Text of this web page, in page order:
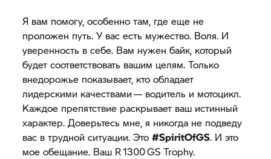
Я вам помогу, особенно там, где еще не
проложен путь. У вас есть мужество. Воля. И
уверенность в себе. Вам нужен байк, который
будет соответствовать вашим целям. Только
внедорожье показывает, кто обладает
лидерскими качествами — водитель и мотоцикл.
Каждое препятствие раскрывает ваш истинный
характер. Доверьтесь мне, я никогда не подведу
вас в трудной ситуации. Это#SpiritOfGS. И это
мое обещание. Ваш R 1300GS Trophy.